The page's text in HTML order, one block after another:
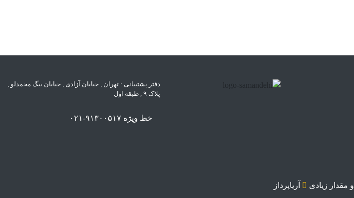
دفتر پشتیبانی : تهران , خیابان آزادی , خیابان بیگ محمدلو ,
پلاک ۹ , طبقه اول
خط ویژه ۹۱۳۰۰۵۱۷-۰۲۱
و مقدار زیادی آریاپرداز